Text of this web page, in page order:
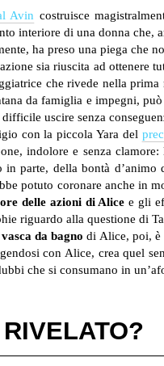
Avin costruisce
interiore di una donna che,
ha preso una piega che
sia riuscita ad
che rivede nella
da famiglia e impegni,
uscire senza
con la piccola Yara del
indolore e senza
in parte, della bontà
potuto coronare anche in
delle azioni di Alicee gli
riguardo alla questione di
da bagno di Alice, poi, è
con Alice, crea quel
che si consumano in